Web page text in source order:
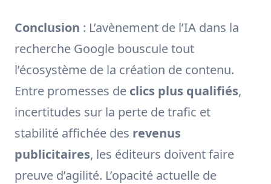
Conclusion : L’avènement de l’IA dans la
recherche Google bouscule tout
l’écosystème de la création de contenu.
Entre promesses de clics plus qualifiés,
incertitudes sur la perte de trafic et
stabilité affichée des revenus
publicitaires, les éditeurs doivent faire
preuve d’agilité. L’opacité actuelle de